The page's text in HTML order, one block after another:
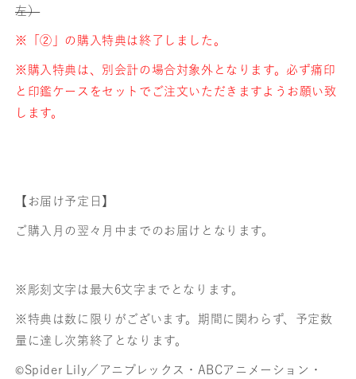
左）
※「② 」の購入特典は終了しました。
※購入特典は、別会計の場合対象外となります。必ず痛印
と印鑑ケースをセットでご注文いただきますようお願い致
します。
【お届け予定日】
ご購入月の翌々月中までのお届けとなります。
※彫刻文字は最大6文字までとなります。
※特典は数に限りがございます。期間に関わらず、予定数
量に達し次第終了となります。
©Spider Lily／アニプレックス・ABCアニメーション・